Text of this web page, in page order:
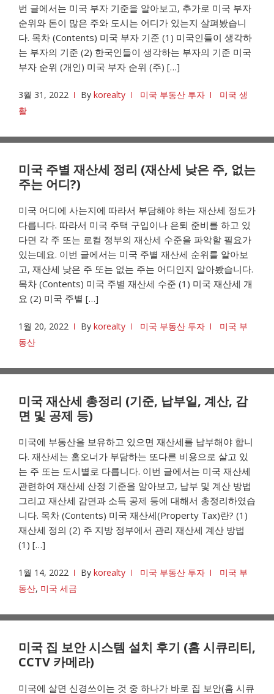
번 글에서는 미국 부자 기준을 알아보고, 추가로 미국 부자
순위와 돈이 많은 주와 도시는 어디가 있는지 살펴봤습니
다. 목차 (Contents) 미국 부자 기준 (1) 미국인들이 생각하
는 부자의 기준 (2) 한국인들이 생각하는 부자의 기준 미국
부자 순위 (개인) 미국 부자 순위 (주) […]
3월 31, 2022 By korealty 미국 부동산 투자
미국 생
활
미국 주별 재산세 정리 (재산세 낮은 주, 없는
주는 어디?)
미국 어디에 사는지에 따라서 부담해야 하는 재산세 정도가
다릅니다. 따라서 미국 주택 구입이나 은퇴 준비를 하고 있
다면 각 주 또는 로컬 정부의 재산세 수준을 파악할 필요가
있는데요. 이번 글에서는 미국 주별 재산세 순위를 알아보
고, 재산세 낮은 주 또는 없는 주는 어디인지 알아봤습니다.
목차 (Contents) 미국 주별 재산세 수준 (1) 미국 재산세 개
요 (2) 미국 주별 […]
1월 20, 2022 By korealty 미국 부동산 투자
미국 부
동산
미국 재산세 총정리 (기준, 납부일, 계산, 감
면 및 공제 등)
미국에 부동산을 보유하고 있으면 재산세를 납부해야 합니
다. 재산세는 홈오너가 부담하는 또다른 비용으로 살고 있
는 주 또는 도시별로 다릅니다. 이번 글에서는 미국 재산세
관련하여 재산세 산정 기준을 알아보고, 납부 및 계산 방법
그리고 재산세 감면과 소득 공제 등에 대해서 총정리하였습
니다. 목차 (Contents) 미국 재산세(Property Tax)란? (1)
재산세 정의 (2) 주 지방 정부에서 관리 재산세 계산 방법
(1) […]
1월 14, 2022 By korealty 미국 부동산 투자
미국 부
동산, 미국 세금
미국 집 보안 시스템 설치 후기 (홈 시큐리티,
CCTV 카메라)
미국에 살면 신경쓰이는 것 중 하나가 바로 집 보안(홈 시큐